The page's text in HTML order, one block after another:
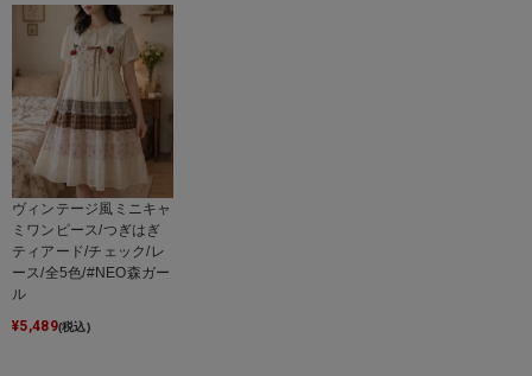
ヴィンテージ風ミニキャ
ミワンピース/つぎはぎ
ティアード/チェック/レ
ース/全5色/#NEO森ガー
ル
¥5,489(税込)